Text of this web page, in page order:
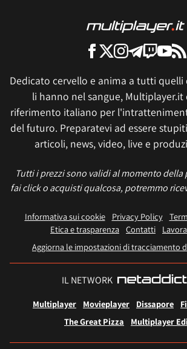
Dedicato cervello e anima a tutti quelli
li hanno nel sangue,
riferimento italiano per
del futuro. Preparatevi ad essere
articoli, news, video, live e
Tutti i prezzi sono validi al momento della
fai click o acquisti qualcosa, potremmo
Informativa sui cookie Privacy Policy
Etica e trasparenza Contatti
Aggiorna le impostazioni di tracciamento
IL NETWORK
Multiplayer Movieplayer Dissapore
The Great Pizza
Multiplayer